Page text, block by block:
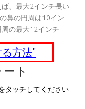
、最大2インチ長い
鼻の円周は10イン
の最大12インチ
方法"
ト
タッチしてください